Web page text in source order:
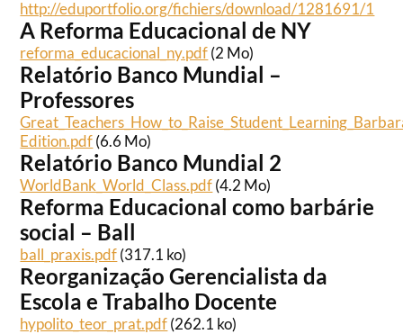
http://eduportfolio.org/fichiers/download/1281691/1
A Reforma Educacional de NY
reforma_educacional_ny.pdf(2 Mo)
Relatório Banco Mundial –
Professores
Edition.pdf(6.6 Mo)
Relatório Banco Mundial 2
WorldBank_World_Class.pdf(4.2 Mo)
Reforma Educacional como barbárie
social – Ball
ball_praxis.pdf(317.1 ko)
Reorganização Gerencialista da
Escola e Trabalho Docente
hypolito_teor_prat.pdf(262.1 ko)